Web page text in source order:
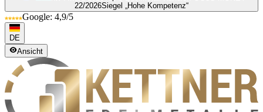
22/2026Siegel „Hohe Kompetenz“
Google: 4,9/5
DE
Ansicht